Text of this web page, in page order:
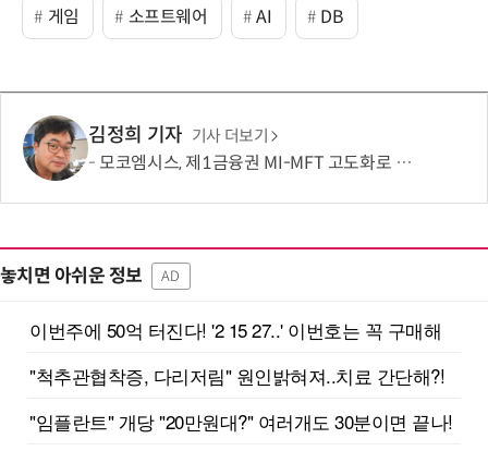
게임 소프트웨어 AI DB
김정희 기자 기사 더보기
모코엠시스, 제1금융권 MI-MFT 고도화로 대규모 인프라 통합 역량 입증
놓치면 아쉬운 정보 AD